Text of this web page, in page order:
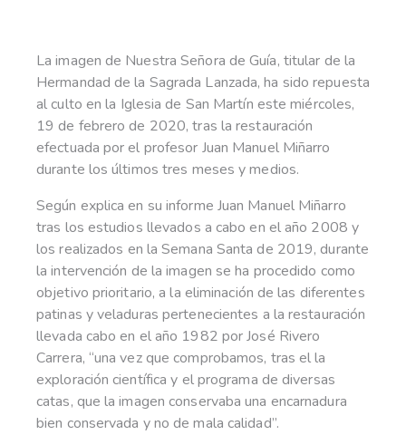
La imagen de Nuestra Señora de Guía, titular de la
Hermandad de la Sagrada Lanzada, ha sido repuesta
al culto en la Iglesia de San Martín este miércoles,
19 de febrero de 2020, tras la restauración
efectuada por el profesor Juan Manuel Miñarro
durante los últimos tres meses y medios.
Según explica en su informe Juan Manuel Miñarro
tras los estudios llevados a cabo en el año 2008 y
los realizados en la Semana Santa de 2019, durante
la intervención de la imagen se ha procedido como
objetivo prioritario, a la eliminación de las diferentes
patinas y veladuras pertenecientes a la restauración
llevada cabo en el año 1982 por José Rivero
Carrera, “una vez que comprobamos, tras el la
exploración científica y el programa de diversas
catas, que la imagen conservaba una encarnadura
bien conservada y no de mala calidad”.